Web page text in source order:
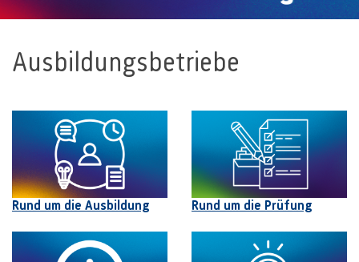
Ausbildungsbetriebe
Rund um die Ausbildung Rund um die Prüfung